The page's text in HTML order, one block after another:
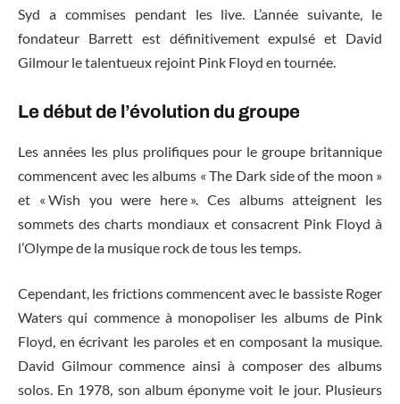
Syd a commises pendant les live. L’année suivante, le
fondateur Barrett est définitivement expulsé et David
Gilmour le talentueux rejoint Pink Floyd en tournée.
Le début de l’évolution du groupe
Les années les plus prolifiques pour le groupe britannique
commencent avec les albums « The Dark side of the moon »
et « Wish you were here ». Ces albums atteignent les
sommets des charts mondiaux et consacrent Pink Floyd à
l’Olympe de la musique rock de tous les temps.
Cependant, les frictions commencent avec le bassiste Roger
Waters qui commence à monopoliser les albums de Pink
Floyd, en écrivant les paroles et en composant la musique.
David Gilmour commence ainsi à composer des albums
solos. En 1978, son album éponyme voit le jour. Plusieurs